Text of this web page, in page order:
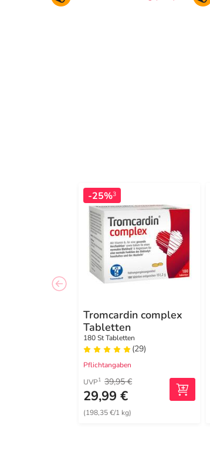
-25%3
Tromcardin complex
Tabletten
180 St Tabletten
(29)
Pflichtangaben
UVP1 39,95 €
29,99 €
(198,35 €/1 kg)